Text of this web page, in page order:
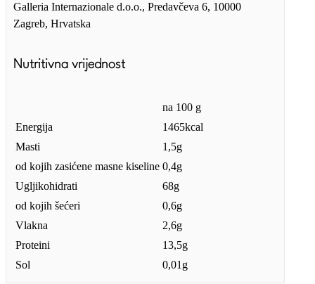
Galleria Internazionale d.o.o., Predavčeva 6, 10000
Zagreb, Hrvatska
Nutritivna vrijednost
na 100 g
Energija
1465kcal
Masti
1,5g
od kojih zasićene masne kiseline 0,4g
Ugljikohidrati
68g
od kojih šećeri
0,6g
Vlakna
2,6g
Proteini
13,5g
Sol
0,01g